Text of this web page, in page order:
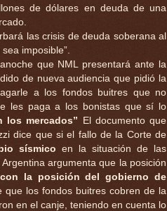
de dólares en deuda de una
las crisis de deuda soberana al
imposible”.
que NML presentará ante la
de nueva audiencia que pidió la
a los fondos buitres que no
les paga a los bonistas que sí lo
los mercados” El documento que
dice que si el fallo de la Corte de
sísmico en la situación de las
argumenta que la posición
la posición del gobierno de
los fondos buitres cobren de la
en el canje, teniendo en cuenta lo